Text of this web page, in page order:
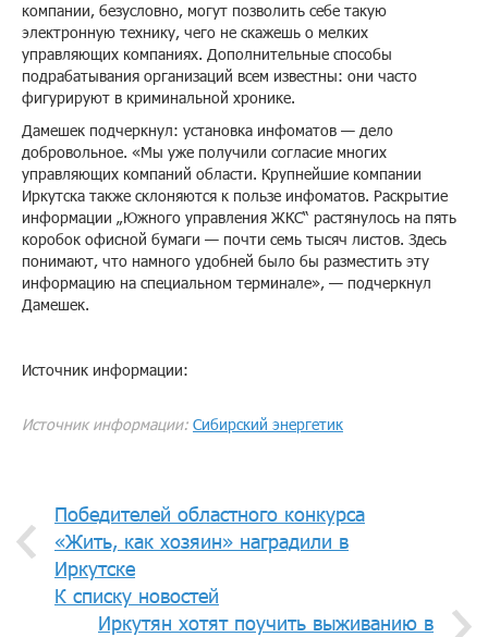
компании, безусловно, могут позволить себе такую
электронную технику, чего не скажешь о мелких
управляющих компаниях. Дополнительные способы
подрабатывания организаций всем известны: они часто
фигурируют в криминальной хронике.
Дамешек подчеркнул: установка инфоматов — дело
добровольное. «Мы уже получили согласие многих
управляющих компаний области. Крупнейшие компании
Иркутска также склоняются к пользе инфоматов. Раскрытие
информации „Южного управления ЖКС“ растянулось на пять
коробок офисной бумаги — почти семь тысяч листов. Здесь
понимают, что намного удобней было бы разместить эту
информацию на специальном терминале», — подчеркнул
Дамешек.
Источник информации:
Источник информации: Сибирский энергетик
Победителей областного конкурса
«Жить, как хозяин» наградили в
Иркутске
К списку новостей
Иркутян хотят поучить выживанию в